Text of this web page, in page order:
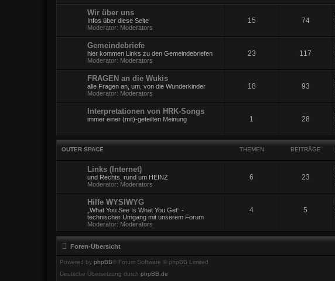
Wir über uns
Infos über diese Seite
Moderator: Moderators
15 74
Gemeindebriefe
hier kommen Links zu den Gemeindebriefen
Moderator: Moderators
23 117
FRAGEN an die Wukis
alle Fragen an, um, von die Wunderkinder
Moderator: Moderators
18 93
Interpretationen von HRK-Songs
immer einer (mit)-geteilten Meinung 1 28
OUTER SPACE THEMEN BEITRÄGE
Links (Internet)
und Rechts, rund um HEINZ
Moderator: Moderators
6 23
Hilfe WYSIWYG
„What You See Is What You Get“ -
technischer Umgang mit unserem Forum
Moderator: Moderators
4 5
Foren-Übersicht
Powered by phpBB® Forum Software © phpBB Limited
Deutsche Übersetzung durch phpBB.de